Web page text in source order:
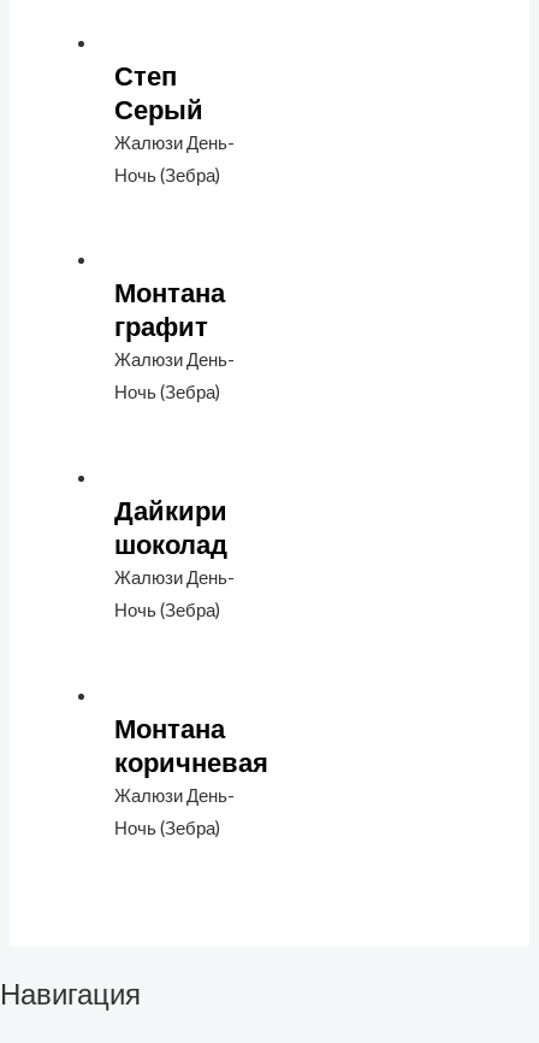
Степ
Серый
Жалюзи День-
Ночь (Зебра)
Монтана
графит
Жалюзи День-
Ночь (Зебра)
Дайкири
шоколад
Жалюзи День-
Ночь (Зебра)
Монтана
коричневая
Жалюзи День-
Ночь (Зебра)
Навигация